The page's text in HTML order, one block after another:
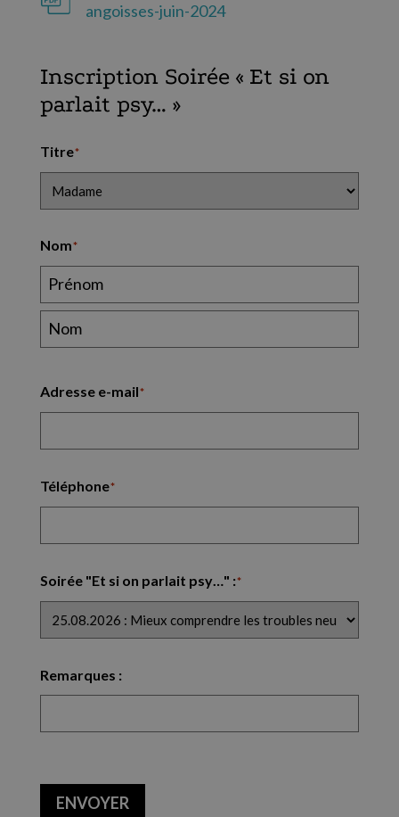
angoisses-juin-2024
Inscription Soirée « Et si on
parlait psy… »
Titre*
Nom*
Adresse e-mail*
Téléphone*
Soirée "Et si on parlait psy…" :*
Remarques :
ENVOYER